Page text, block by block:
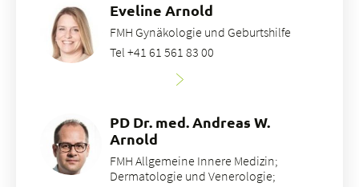
Eveline Arnold
FMH Gynäkologie und Geburtshilfe
Tel +41 61 561 83 00
PD Dr. med. Andreas W.
Arnold
FMH Allgemeine Innere Medizin;
Dermatologie und Venerologie;